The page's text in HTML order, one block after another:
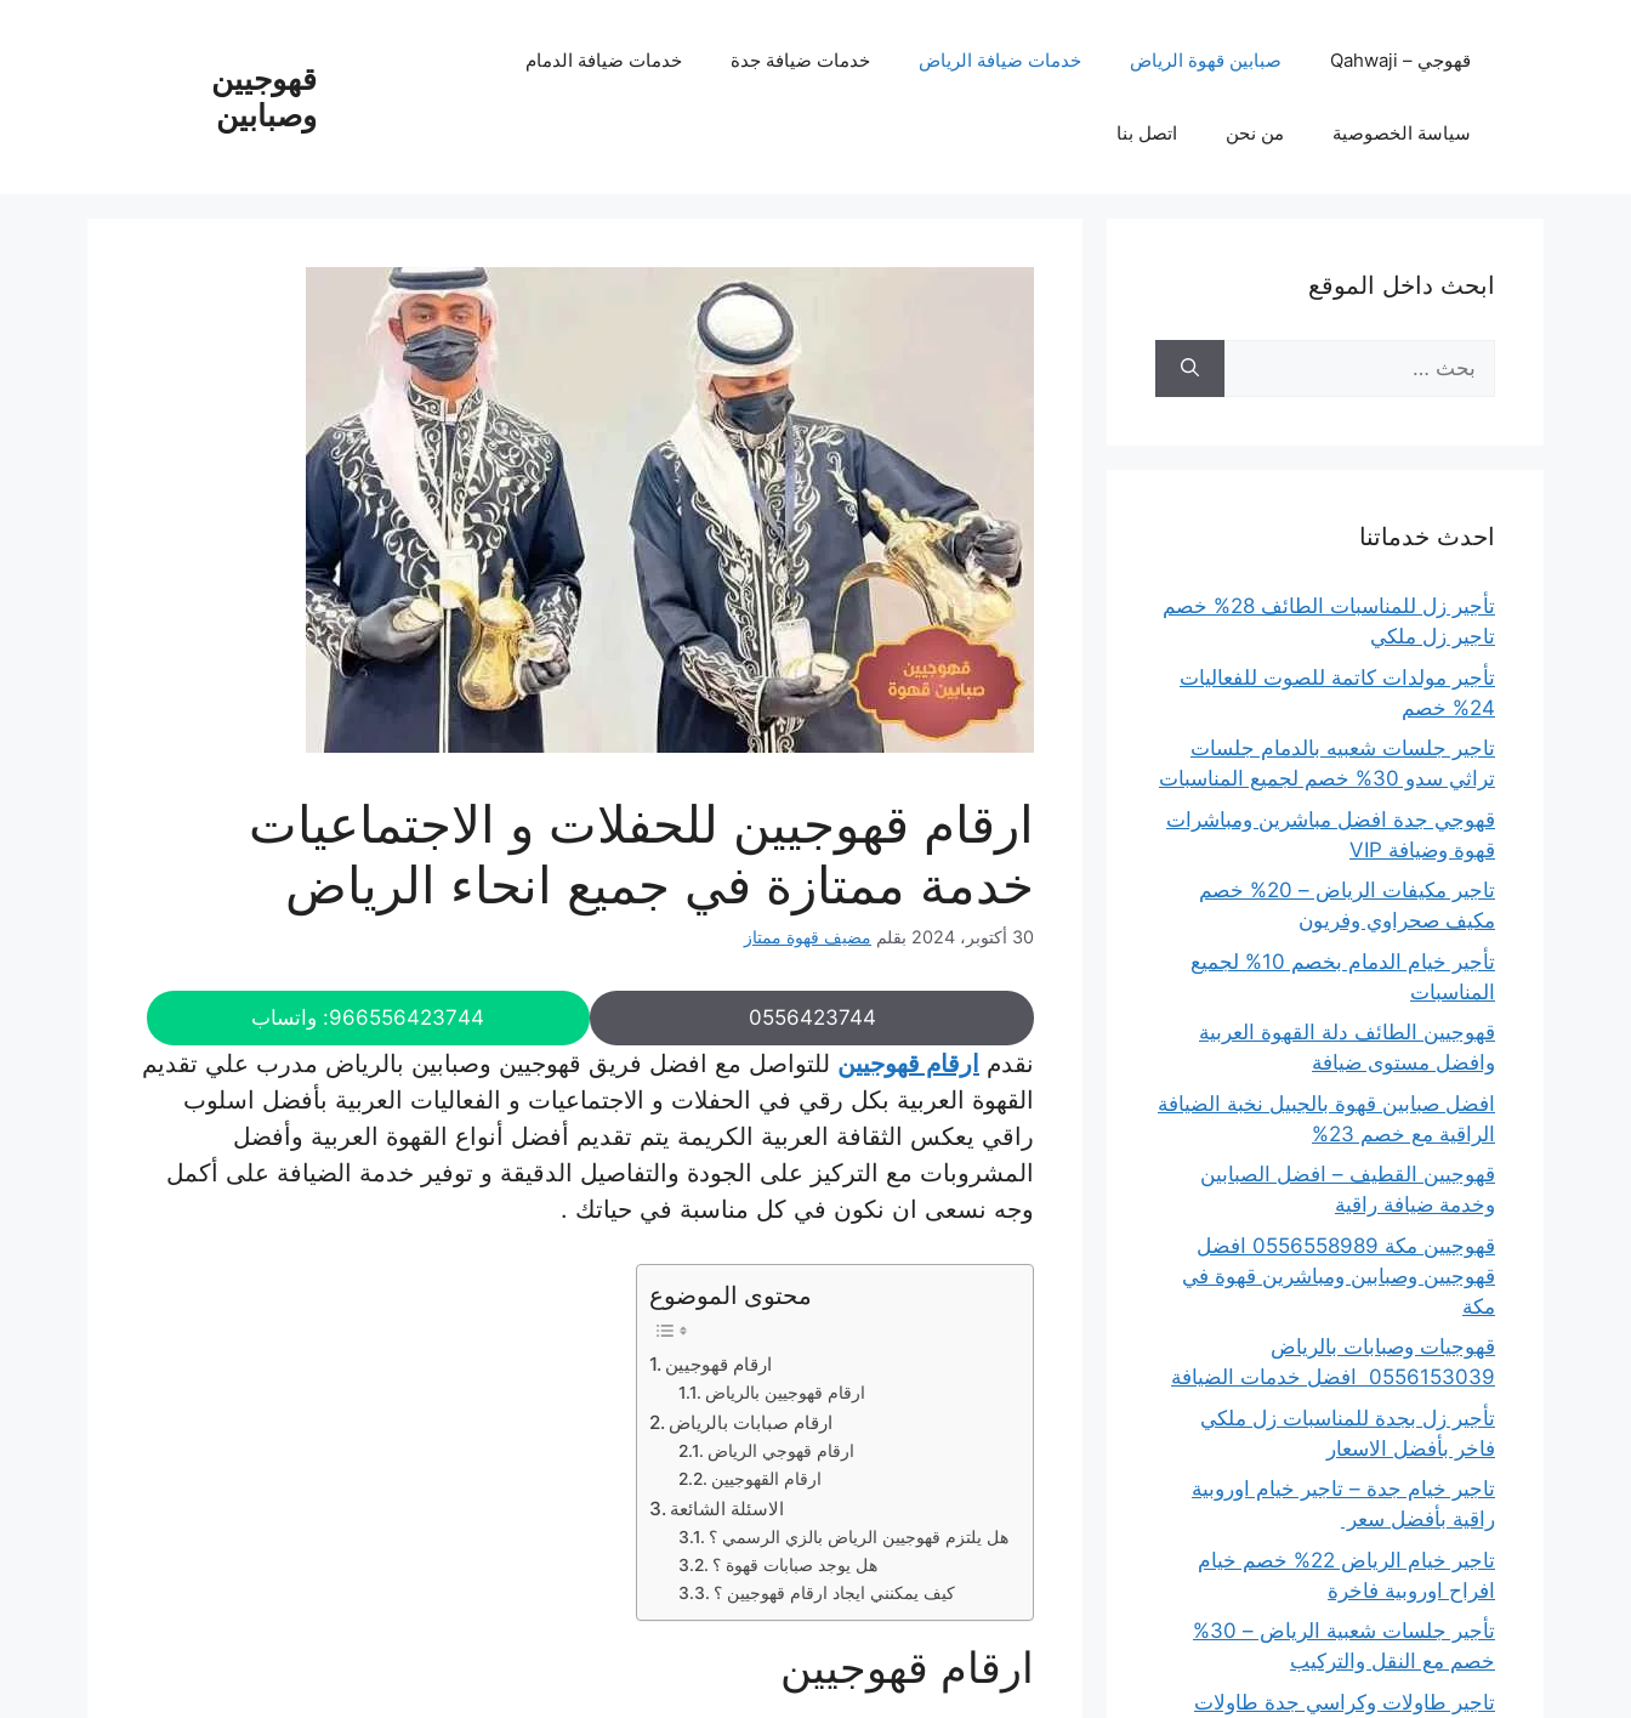
قهوجيين
وصبابين
قهوجي – Qahwaji صبابين قهوة الرياض خدمات ضيافة الرياض خدمات ضيافة جدة خدمات ضيافة الدمام
سياسة الخصوصية من نحن اتصل بنا
ارقام قهوجيين للحفلات و الاجتماعيات
خدمة ممتازة في جميع انحاء الرياض
30 أكتوبر، 2024 بقلم مضيف قهوة ممتاز
0556423744 966556423744: واتساب
نقدم ارقام قهوجيين للتواصل مع افضل فريق قهوجيين وصبابين بالرياض مدرب علي تقديم
القهوة العربية بكل رقي في الحفلات و الاجتماعيات و الفعاليات العربية بأفضل اسلوب
راقي يعكس الثقافة العربية الكريمة يتم تقديم أفضل أنواع القهوة العربية وأفضل
المشروبات مع التركيز على الجودة والتفاصيل الدقيقة و توفير خدمة الضيافة على أكمل
وجه نسعى ان نكون في كل مناسبة في حياتك .
محتوى الموضوع
ارقام قهوجيين
ارقام قهوجيين بالرياض
ارقام صبابات بالرياض
ارقام قهوجي الرياض
ارقام القهوجيين
الاسئلة الشائعة
هل يلتزم قهوجيين الرياض بالزي الرسمي ؟
هل يوجد صبابات قهوة ؟
كيف يمكنني ايجاد ارقام قهوجيين ؟
ارقام قهوجيين
ابحث داخل الموقع
عن:
احدث خدماتنا
تأجير زل للمناسبات الطائف 28% خصم
تاجير زل ملكي
تأجير مولدات كاتمة للصوت للفعاليات
24% خصم
تاجير جلسات شعبيه بالدمام جلسات
تراثي سدو 30% خصم لجميع المناسبات
قهوجي جدة افضل مباشرين ومباشرات
قهوة وضيافة VIP
تاجير مكيفات الرياض – 20% خصم
مكيف صحراوي وفريون
تأجير خيام الدمام بخصم 10% لجميع
المناسبات
قهوجيين الطائف دلة القهوة العربية
وافضل مستوى ضيافة
افضل صبابين قهوة بالجبيل نخبة الضيافة
الراقية مع خصم 23%
قهوجيين القطيف – افضل الصبابين
وخدمة ضيافة راقية
قهوجيين مكة 0556558989 افضل
قهوجيين وصبابين ومباشرين قهوة في
مكة
قهوجيات وصبابات بالرياض
0556153039 افضل خدمات الضيافة
تأجير زل بجدة للمناسبات زل ملكي
فاخر بأفضل الاسعار
تاجير خيام جدة – تاجير خيام اوروبية
راقية بأفضل سعر
تاجير خيام الرياض 22% خصم خيام
افراح اوروبية فاخرة
تأجير جلسات شعبية الرياض – 30%
خصم مع النقل والتركيب
تاجير طاولات وكراسي جدة طاولات